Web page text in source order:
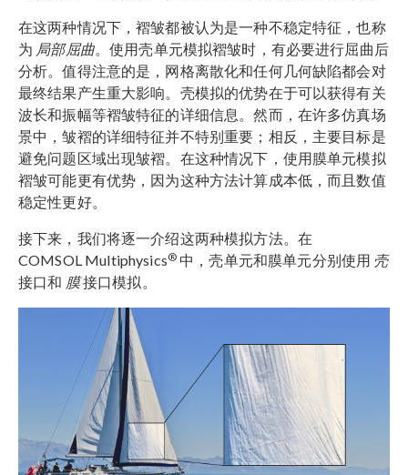
在这两种情况下，褶皱都被认为是一种不稳定特征，也称
为 局部屈曲。使用壳单元模拟褶皱时，有必要进行屈曲后
分析。值得注意的是，网格离散化和任何几何缺陷都会对
最终结果产生重大影响。壳模拟的优势在于可以获得有关
波长和振幅等褶皱特征的详细信息。然而，在许多仿真场
景中，皱褶的详细特征并不特别重要；相反，主要目标是
避免问题区域出现皱褶。在这种情况下，使用膜单元模拟
褶皱可能更有优势，因为这种方法计算成本低，而且数值
稳定性更好。
接下来，我们将逐一介绍这两种模拟方法。在
COMSOL Multiphysics® 中，壳单元和膜单元分别使用 壳
接口和 膜接口模拟。